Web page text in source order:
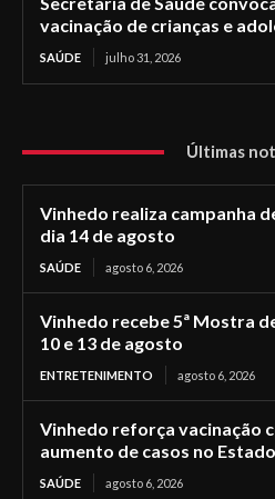
vacinação de crianças e
SAÚDE julho 31, 2026
Últimas
Vinhedo realiza campanha
dia 14 de agosto
SAÚDE agosto 6, 2026
Vinhedo recebe 5ª Mostra
10 e 13 de agosto
ENTRETENIMENTO agosto 6, 2026
Vinhedo reforça vacinação
aumento de casos no Estado
SAÚDE agosto 6, 2026